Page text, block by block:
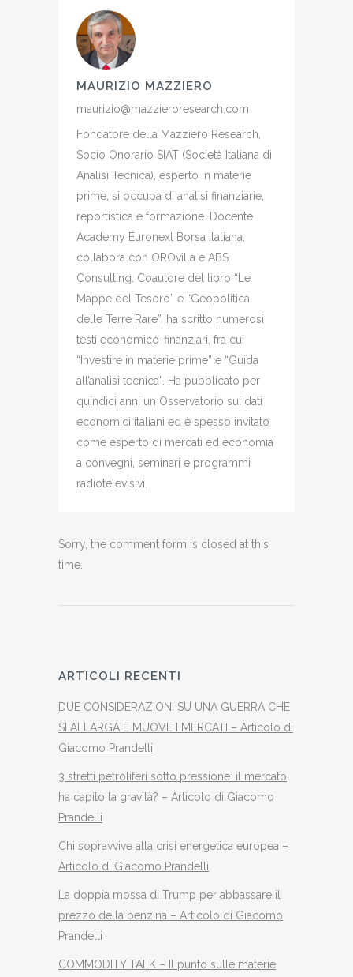
MAURIZIO MAZZIERO
maurizio@mazzieroresearch.com
Fondatore della Mazziero Research,
Socio Onorario SIAT (Società Italiana di
Analisi Tecnica), esperto in materie
prime, si occupa di analisi finanziarie,
reportistica e formazione. Docente
Academy Euronext Borsa Italiana,
collabora con OROvilla e ABS
Consulting. Coautore del libro “Le
Mappe del Tesoro” e “Geopolitica
delle Terre Rare”, ha scritto numerosi
testi economico-finanziari, fra cui
“Investire in materie prime” e “Guida
all’analisi tecnica”. Ha pubblicato per
quindici anni un Osservatorio sui dati
economici italiani ed è spesso invitato
come esperto di mercati ed economia
a convegni, seminari e programmi
radiotelevisivi.
Sorry, the comment form is closed at this
time.
ARTICOLI RECENTI
DUE CONSIDERAZIONI SU UNA GUERRA CHE
SI ALLARGA E MUOVE I MERCATI – Articolo di
Giacomo Prandelli
3 stretti petroliferi sotto pressione: il mercato
ha capito la gravità? – Articolo di Giacomo
Prandelli
Chi sopravvive alla crisi energetica europea –
Articolo di Giacomo Prandelli
La doppia mossa di Trump per abbassare il
prezzo della benzina – Articolo di Giacomo
Prandelli
COMMODITY TALK – Il punto sulle materie